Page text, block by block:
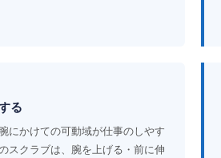
る
にかけての可動域が仕事のしやす
スクラブは、腕を上げる・前に伸